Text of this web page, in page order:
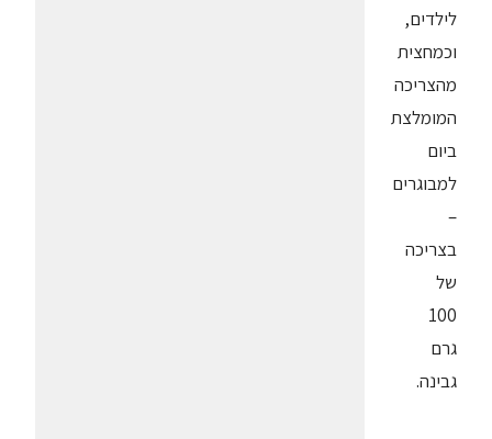
לילדים,
וכמחצית
מהצריכה
המומלצת
ביום
למבוגרים
–
בצריכה
של
100
גרם
גבינה.